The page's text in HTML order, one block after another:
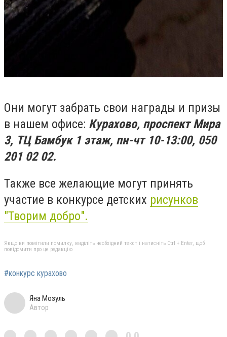
Они могут забрать свои награды и призы
в нашем офисе: Курахово, проспект Мира
3, ТЦ Бамбук 1 этаж, пн-чт 10-13:00, 050
201 02 02.
Также все желающие могут принять
участие в конкурсе детских рисунков
"Творим добро".
Якщо ви помітили помилку, виділіть необхідний текст і натисніть Ctrl + Enter, щоб
повідомити про це редакцію
#конкурс курахово
Яна Мозуль
Автор